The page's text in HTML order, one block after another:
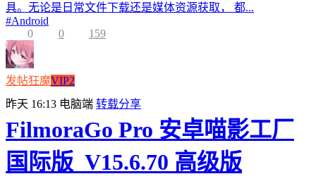
具。无论是日常文件下载还是媒体资源获取， 都...
#Android
0
0 159
发帖狂魔VIP2
昨天 16:13 电脑端 转载分享
FilmoraGo Pro 安卓喵影工厂
国际版_V15.6.70 高级版